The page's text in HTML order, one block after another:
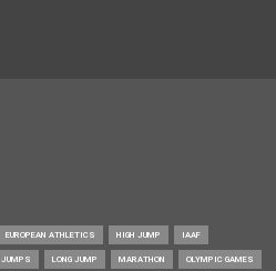
EUROPEAN ATHLETICS HIGH JUMP IAAF
JUMPS LONG JUMP MARATHON OLYMPIC GAMES